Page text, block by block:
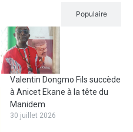
Populaire
Valentin Dongmo Fils succède
à Anicet Ekane à la tête du
Manidem
30 juillet 2026